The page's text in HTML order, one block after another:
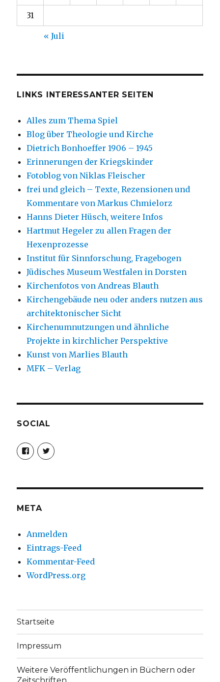
31
« Juli
LINKS INTERESSANTER SEITEN
Alles zum Thema Spiel
Blog über Theologie und Kirche
Dietrich Bonhoeffer 1906 – 1945
Erinnerungen der Kriegskinder
Fotoblog von Niklas Fleischer
frei und gleich – Texte, Rezensionen und
Kommentare von Markus Chmielorz
Hanns Dieter Hüsch, weitere Infos
Hartmut Hegeler zu allen Fragen der
Hexenprozesse
Institut für Sinnforschung, Fragebogen
Jüdisches Museum Westfalen in Dorsten
Kirchenfotos von Andreas Blauth
Kirchengebäude neu oder anders nutzen aus
architektonischer Sicht
Kirchenumnutzungen und ähnliche
Projekte in kirchlicher Perspektive
Kunst von Marlies Blauth
MFK – Verlag
SOCIAL
Profil
von
christoph.fleischer1
anzeigen
Profil
von
anzeigen
META
Anmelden
Eintrags-Feed
Kommentar-Feed
WordPress.org
Startseite
Impressum
Weitere Veröffentlichungen in Büchern oder